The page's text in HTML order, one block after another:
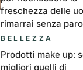
freschezza delle
rimarrai senza
BELLEZZA
Prodotti make up:
migliori quelli di